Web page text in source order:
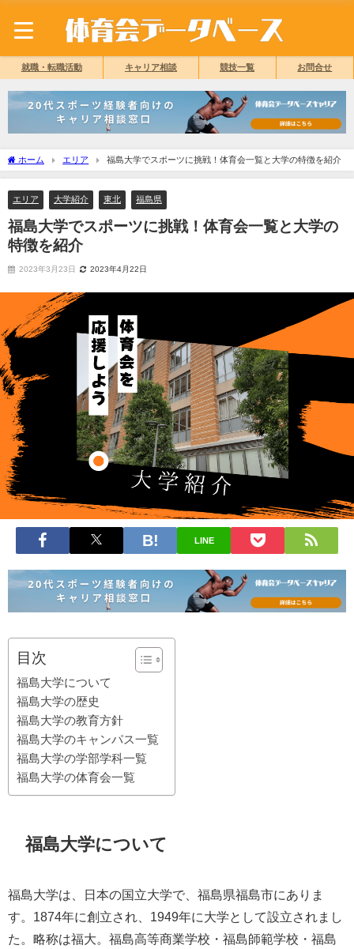
就職・転職活動 キャリア相談 競技一覧 お問合せ
ホーム エリア 福島大学でスポーツに挑戦！体育会一覧と大学の特徴を紹介
エリア 大学紹介 東北 福島県
福島大学でスポーツに挑戦！体育会一覧と大学の
特徴を紹介
2023年3月23日 2023年4月22日
LINE
目次
福島大学について
福島大学の歴史
福島大学の教育方針
福島大学のキャンパス一覧
福島大学の学部学科一覧
福島大学の体育会一覧
福島大学について
福島大学は、日本の国立大学で、福島県福島市にありま
す。1874年に創立され、1949年に大学として設立されまし
た。略称は福大。福島高等商業学校・福島師範学校・福島